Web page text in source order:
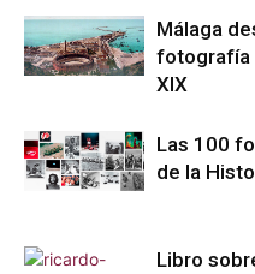
Málaga
fotografía
XIX
Las 100
de la
Libro